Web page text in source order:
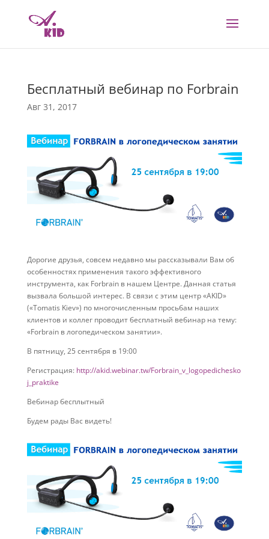
Бесплатный вебинар по Forbrain
Авг 31, 2017
Дорогие друзья, совсем недавно мы рассказывали Вам об
особенностях применения такого эффективного
инструмента, как Forbrain в нашем Центре. Данная статья
вызвала большой интерес. В связи с этим центр «AKID»
(«Tomatis Kiev») по многочисленным просьбам наших
клиентов и коллег проводит бесплатный вебинар на тему:
«Forbrain в логопедическом занятии».
В пятницу, 25 сентября в 19:00
Регистрация: http://akid.webinar.tw/Forbrain_v_logopedichesko
j_praktike
Вебинар бесплытный
Будем рады Вас видеть!